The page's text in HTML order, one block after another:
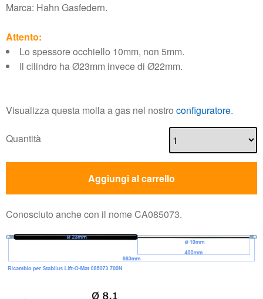
Marca: Hahn Gasfedern.
Attento:
Lo spessore occhiello 10mm, non 5mm.
Il cilindro ha Ø23mm invece di Ø22mm.
Visualizza questa molla a gas nel nostro configuratore.
Quantità
Aggiungi al carrello
Conosciuto anche con il nome CA085073.